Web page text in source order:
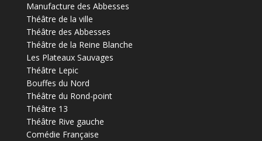
Manufacture des Abbesses
Théâtre de la ville
Théâtre des Abbesses
Théâtre de la Reine Blanche
Les Plateaux Sauvages
Théâtre Lepic
Bouffes du Nord
Théâtre du Rond-point
Théâtre 13
Théâtre Rive gauche
Comédie Française